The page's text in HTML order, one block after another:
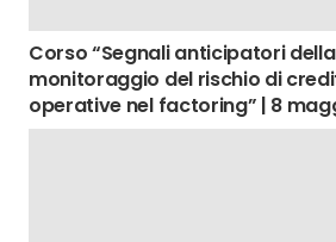
Corso “Segnali anticipatori
monitoraggio del rischio di
operative nel factoring” | 8